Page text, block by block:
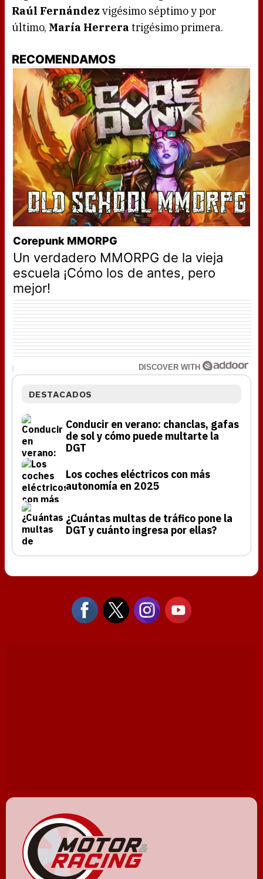
Raúl Fernández vigésimo séptimo y por
último, María Herrera trigésimo primera.
RECOMENDAMOS
Corepunk MMORPG
Un verdadero MMORPG de la vieja
escuela ¡Cómo los de antes, pero
mejor!
DISCOVER WITH
DESTACADOS
Conducir en verano: chanclas, gafas
de sol y cómo puede multarte la
DGT
Los coches eléctricos con más
autonomía en 2025
¿Cuántas multas de tráfico pone la
DGT y cuánto ingresa por ellas?